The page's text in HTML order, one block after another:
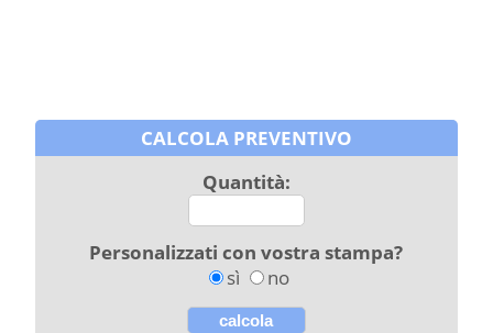
CALCOLA PREVENTIVO
Quantità:
Personalizzati con vostra stampa?
sì
no